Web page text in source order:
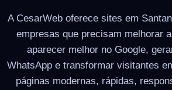
A CesarWeb oferece sites em
empresas que precisam melhorar
aparecer melhor no Google,
WhatsApp e transformar visitantes
páginas modernas, rápidas,